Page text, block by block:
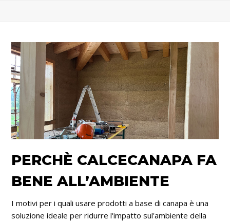
PERCHÈ CALCECANAPA FA
BENE ALL’AMBIENTE
I motivi per i quali usare prodotti a base di canapa è una
soluzione ideale per ridurre l'impatto sul'ambiente della